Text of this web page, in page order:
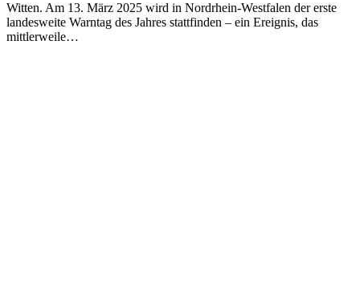
Witten. Am 13. März 2025 wird in Nordrhein-Westfalen der erste
landesweite Warntag des Jahres stattfinden – ein Ereignis, das
mittlerweile…